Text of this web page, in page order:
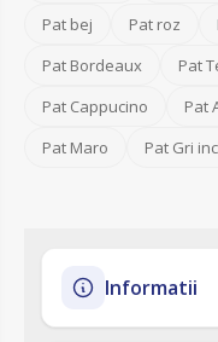
Pat bej
Pat roz
Pat Bordeaux
Pat
Pat Cappucino
Pat
Pat Maro
Pat Gri
Informatii